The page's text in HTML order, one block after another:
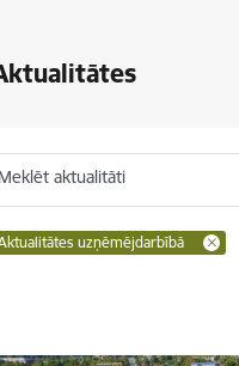
Meklēt aktualitāti
uzņēmējdarbībā